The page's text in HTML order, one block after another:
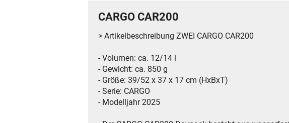
CARGO CAR200
> Artikelbeschreibung ZWEI CARGO CAR200
- Volumen: ca. 12/14 l
- Gewicht: ca. 850 g
- Größe: 39/52 x 37 x 17 cm (HxBxT)
- Serie: CARGO
- Modelljahr 2025